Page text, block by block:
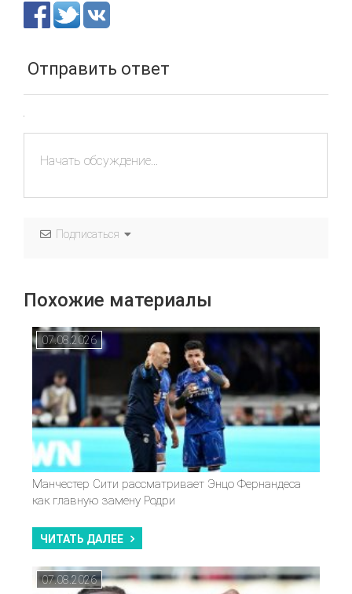
Отправить ответ
Подписаться
Похожие материалы
07.08.2026
Манчестер Сити рассматривает Энцо Фернандеса
как главную замену Родри
ЧИТАТЬ ДАЛЕЕ
07.08.2026